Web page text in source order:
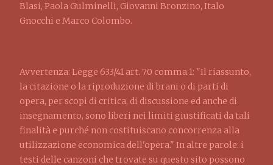
Blasi, Paola Gulminelli, Giovanni Bronzino, Italo
Gnocchi e Marco Colombo.
Avvertenza: Legge 633/41 art. 70 comma 1: "Il riassunto,
la citazione o la riproduzione di brani o di parti di
opera, per scopi di critica, di discussione ed anche di
insegnamento, sono liberi nei limiti giustificati da tali
finalità e purché non costituiscano concorrenza alla
utilizzazione economica dell'opera." In altre parole: i
testi delle canzoni che trovate su questo sito possono